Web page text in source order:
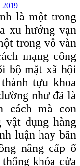
2019
là một trong
xu hướng vạn
trong vô vàn
mạng công
bộ mặt xã hội
tựu khoa
như đã là
cách mà con
dụng hàng
luận hay băn
nâng cấp ổ
khóa cửa